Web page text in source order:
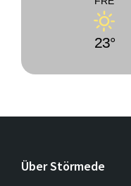
23°
Über Störmede